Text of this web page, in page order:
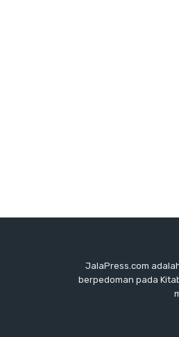
JalaPress.com
berpedoman pada